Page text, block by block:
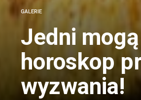
GALERIE
Jedni
horoskop
wyzwania!